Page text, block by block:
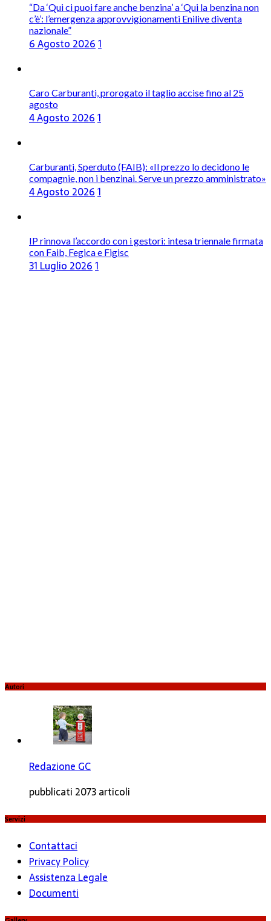
“Da ‘Qui ci puoi fare anche benzina’ a ‘Qui la benzina non
c’è’: l’emergenza approvvigionamenti Enilive diventa
nazionale”
6 Agosto 20261
Caro Carburanti, prorogato il taglio accise fino al 25
agosto
4 Agosto 20261
Carburanti, Sperduto (FAIB): «Il prezzo lo decidono le
compagnie, non i benzinai. Serve un prezzo amministrato»
4 Agosto 20261
IP rinnova l’accordo con i gestori: intesa triennale firmata
con Faib, Fegica e Figisc
31 Luglio 20261
Autori
Redazione GC
pubblicati 2073 articoli
Servizi
Contattaci
Privacy Policy
Assistenza Legale
Documenti